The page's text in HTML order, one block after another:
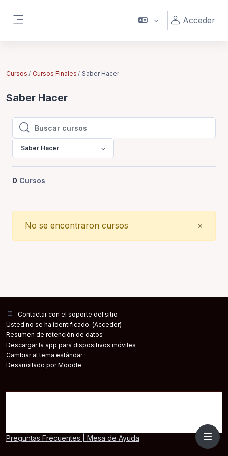
Acceder
Cursos Cursos Finales Saber Hacer
Saber Hacer
Buscar cursos
Buscar cursos
Saber Hacer
0 Cursos
×
No se encontraron cursos
Contactar con el soporte del sitio
Usted no se ha identificado. (Acceder)
Resumen de retención de datos
Descargar la app para dispositivos móviles
Cambiar al tema estándar
Desarrollado porMoodle
Preguntas Frecuentes | Mesa de Ayuda